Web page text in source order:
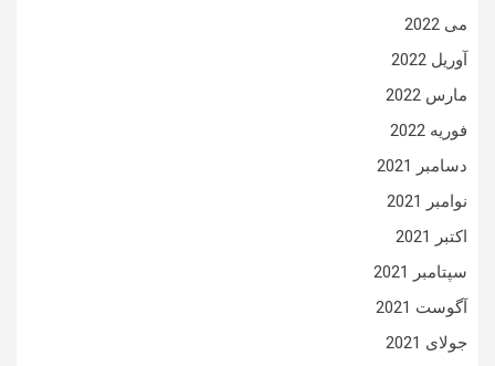
می 2022
آوریل 2022
مارس 2022
فوریه 2022
دسامبر 2021
نوامبر 2021
اکتبر 2021
سپتامبر 2021
آگوست 2021
جولای 2021